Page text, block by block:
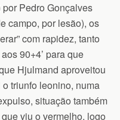
Pedro Gonçalves
campo, por lesão), os
com rapidez, tanto
90+4’ para que
Hjulmand aproveitou
triunfo leonino, numa
situação também
viu o vermelho, logo